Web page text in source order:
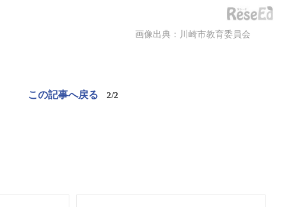
画像出典：川崎市教育委員会
この記事へ戻る 2/2